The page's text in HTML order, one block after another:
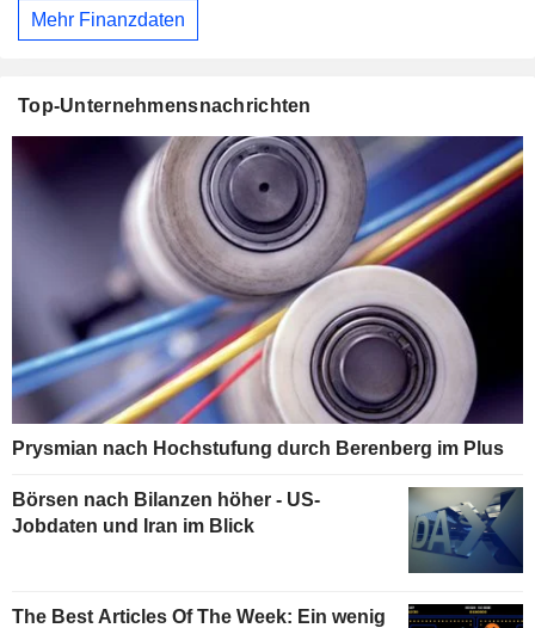
Mehr Finanzdaten
Top-Unternehmensnachrichten
Prysmian nach Hochstufung durch Berenberg im Plus
Börsen nach Bilanzen höher - US-
Jobdaten und Iran im Blick
The Best Articles Of The Week: Ein wenig